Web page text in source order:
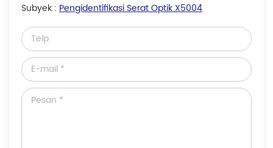
Subyek : Pengidentifikasi Serat Optik X5004